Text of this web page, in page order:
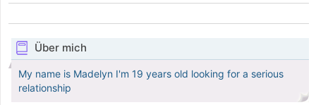
Über mich
My name is Madelyn I'm 19 years old looking for a serious
relationship